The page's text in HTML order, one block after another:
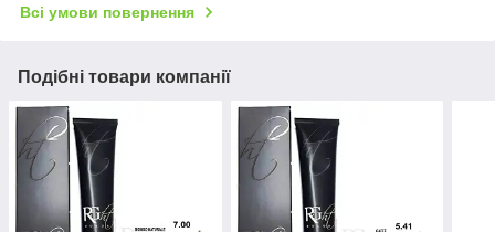
Всі умови повернення
Подібні товари компанії